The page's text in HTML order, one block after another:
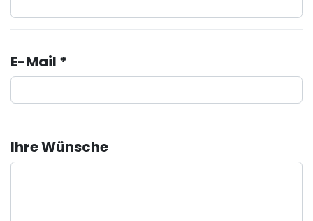
E-Mail *
Ihre Wünsche